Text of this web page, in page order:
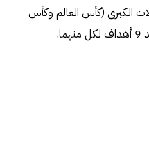
الكبرى (كأس العالم وكأس